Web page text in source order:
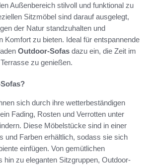
Außenbereich stilvoll und funktional zu
Sitzmöbel sind darauf ausgelegt,
der Natur standzuhalten und
Komfort zu bieten. Ideal für entspannende
Outdoor-Sofas dazu ein, die Zeit im
zu genießen.
sich durch ihre wetterbeständigen
Fading, Rosten und Verrotten unter
Diese Möbelstücke sind in einer
und Farben erhältlich, sodass sie sich
einfügen. Von gemütlichen
hin zu eleganten Sitzgruppen, Outdoor-